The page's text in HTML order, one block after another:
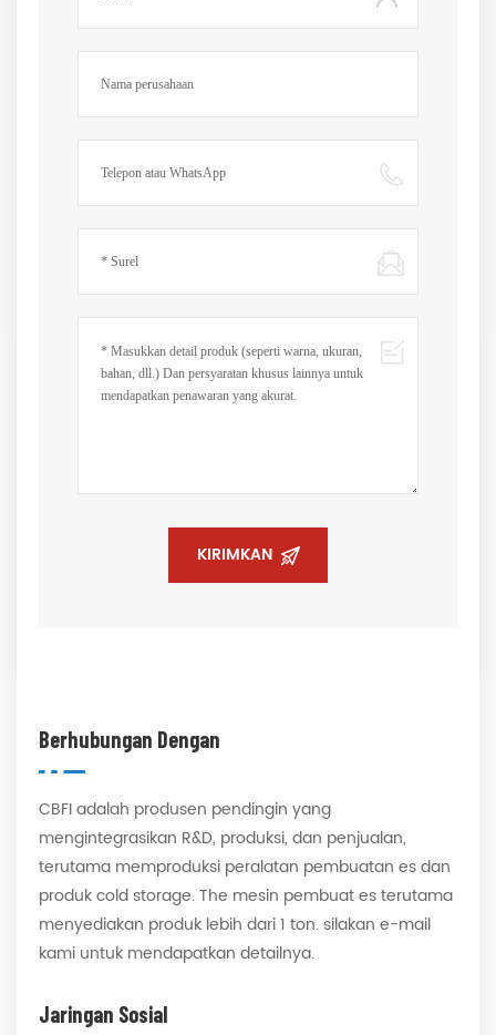
KIRIMKAN
Berhubungan Dengan
CBFI adalah produsen pendingin yang
mengintegrasikan R&D, produksi, dan penjualan,
terutama memproduksi peralatan pembuatan es dan
produk cold storage. The mesin pembuat es terutama
menyediakan produk lebih dari 1 ton. silakan e-mail
kami untuk mendapatkan detailnya.
Jaringan Sosial